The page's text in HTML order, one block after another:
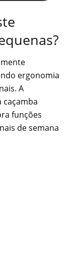
ergonomia
A
caçamba
funções
de semana